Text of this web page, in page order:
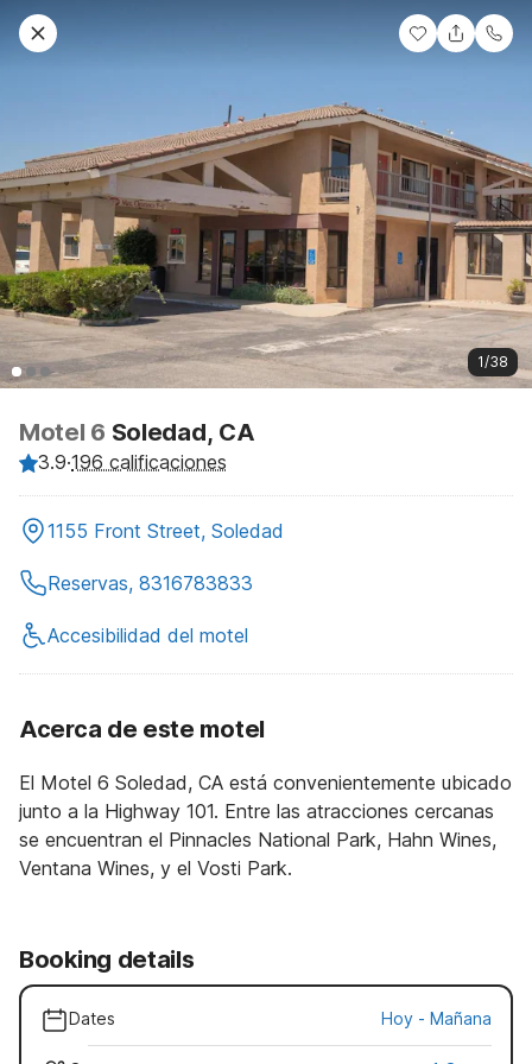
1/38
Motel 6 Soledad, CA
3.9·196 calificaciones
1155 Front Street, Soledad
Reservas, 8316783833
Accesibilidad del motel
Acerca de este motel
El Motel 6 Soledad, CA está convenientemente ubicado
junto a la Highway 101. Entre las atracciones cercanas
se encuentran el Pinnacles National Park, Hahn Wines,
Ventana Wines, y el Vosti Park.
Booking details
Dates Hoy - Mañana